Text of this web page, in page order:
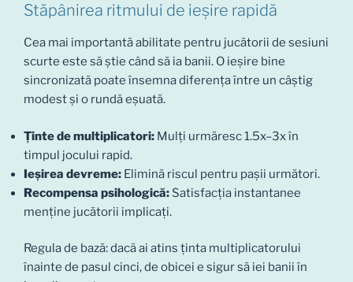
Stăpânirea ritmului de ieșire rapidă
Cea mai importantă abilitate pentru jucătorii de sesiuni
scurte este să știe când să ia banii. O ieșire bine
sincronizată poate însemna diferența între un câștig
modest și o rundă eșuată.
Ținte de multiplicatori: Mulți urmăresc 1.5x–3x în
timpul jocului rapid.
Ieșirea devreme: Elimină riscul pentru pașii următori.
Recompensa psihologică: Satisfacția instantanee
menține jucătorii implicați.
Regula de bază: dacă ai atins ținta multiplicatorului
înainte de pasul cinci, de obicei e sigur să iei banii în